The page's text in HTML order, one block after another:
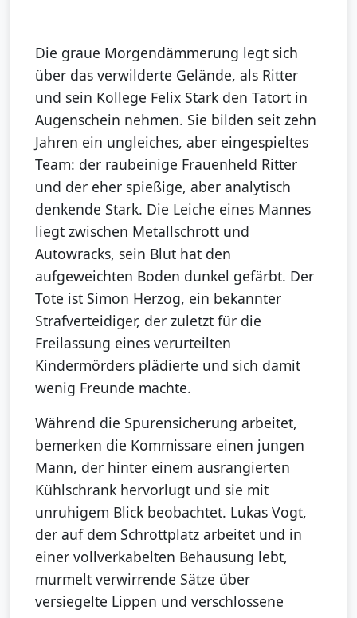
Die graue Morgendämmerung legt sich
über das verwilderte Gelände, als Ritter
und sein Kollege Felix Stark den Tatort in
Augenschein nehmen. Sie bilden seit zehn
Jahren ein ungleiches, aber eingespieltes
Team: der raubeinige Frauenheld Ritter
und der eher spießige, aber analytisch
denkende Stark. Die Leiche eines Mannes
liegt zwischen Metallschrott und
Autowracks, sein Blut hat den
aufgeweichten Boden dunkel gefärbt. Der
Tote ist Simon Herzog, ein bekannter
Strafverteidiger, der zuletzt für die
Freilassung eines verurteilten
Kindermörders plädierte und sich damit
wenig Freunde machte.
Während die Spurensicherung arbeitet,
bemerken die Kommissare einen jungen
Mann, der hinter einem ausrangierten
Kühlschrank hervorlugt und sie mit
unruhigem Blick beobachtet. Lukas Vogt,
der auf dem Schrottplatz arbeitet und in
einer vollverkabelten Behausung lebt,
murmelt verwirrende Sätze über
versiegelte Lippen und verschlossene